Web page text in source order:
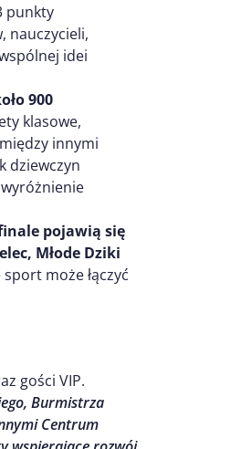
punkty
nauczycieli,
idei
900
klasowe,
innymi
dziewczyn
pojawią się
Młode Dziki
może łączyć
gości VIP.
Burmistrza
Centrum